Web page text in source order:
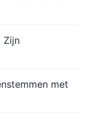
Zijn
met